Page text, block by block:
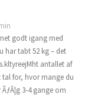
godt igang med
har tabt 52 kg – det
antallet af
tal for, hvor mange du
3-4 gange om